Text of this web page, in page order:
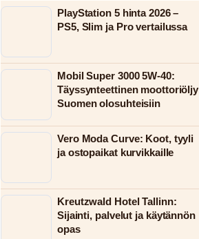
PlayStation 5 hinta 2026 –
PS5, Slim ja Pro vertailussa
Mobil Super 3000 5W-40:
Täyssynteettinen moottoriöljy
Suomen olosuhteisiin
Vero Moda Curve: Koot, tyyli
ja ostopaikat kurvikkaille
Kreutzwald Hotel Tallinn:
Sijainti, palvelut ja käytännön
opas